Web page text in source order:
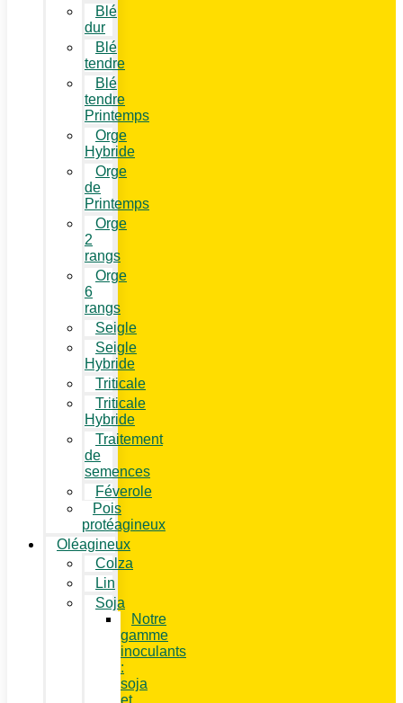
Blé
dur
Blé
tendre
Blé
tendre
Printemps
Orge
Hybride
Orge
de
Printemps
Orge
2
rangs
Orge
6
rangs
Seigle
Seigle
Hybride
Triticale
Triticale
Hybride
Traitement
de
semences
Féverole
Pois
protéagineux
Oléagineux
Colza
Lin
Soja
Notre
gamme
inoculants
:
soja
et